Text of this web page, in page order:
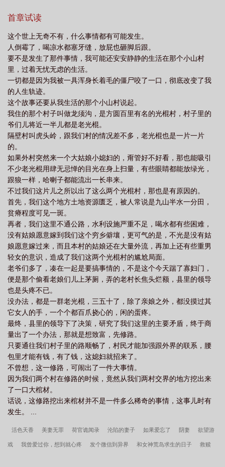
首章试读
这个世上无奇不有，什么事情都有可能发生。
人倒霉了，喝凉水都塞牙缝，放屁也砸脚后跟。
要不是发生了那件事情，我可能还安安静静的生活在那个小山村
里，过着无忧无虑的生活。
一切都是因为我被一具浑身长着毛的僵尸咬了一口，彻底改变了我
的人生轨迹。
这个故事还要从我生活的那个小山村说起。
我住的那个村子叫做龙须沟，是方圆百里有名的光棍村，村子里的
爷们儿将近一半儿都是老光棍。
隔壁村叫虎头岭，跟我们村的情况差不多，老光棍也是一片一片
的。
如果外村突然来一个大姑娘小媳妇的，甭管好不好看，那也能吸引
不少老光棍用肆无忌惮的目光在身上扫量，有些眼睛都能放绿光，
跟狼一样，哈喇子都能流出一长串来。
不过我们这片儿之所以出了这么两个光棍村，那也是有原因的。
首先，我们这个地方土地资源匮乏，被人常说是九山半水一分田，
贫瘠程度可见一斑。
再者，我们这里不通公路，水利设施严重不足，喝水都有些困难，
没有姑娘愿意嫁到我们这个穷乡僻壤，更可气的是，不光是没有姑
娘愿意嫁过来，而且本村的姑娘还在大量外流，再加上还有些重男
轻女的意识，造成了我们这两个光棍村的尴尬局面。
老爷们多了，凑在一起是要搞事情的，不是这个今天踹了寡妇门，
便是那个偷看老娘们儿上茅厕，弄的老村长焦头烂额，县里的领导
也是头疼不已。
没办法，都是一群老光棍，三五十了，除了亲娘之外，都没摸过其
它女人的手，一个个都百爪挠心的，闲的蛋疼。
最终，县里的领导下了决策，研究了我们这里的主要矛盾，终于商
量出了一个办法，那就是想致富，先修路。
只要通往我们村子里的路顺畅了，村民才能加强跟外界的联系，腰
包里才能有钱，有了钱，这媳妇就招来了。
不曾想，这一修路，可闹出了一件大事情。
因为我们两个村在修路的时候，竟然从我们两村交界的地方挖出来
了一口大棺材。
话说，这修路挖出来棺材并不是一件多么稀奇的事情，这事儿时有
发生。 ...
活色天香 美妻无罪 荷官诡闻录 沦陷的妻子 如果爱忘了 阴妻 欲望游
戏 我曾爱过你，想到就心疼 发个微信到异界 和女神荒岛求生的日子 救赎